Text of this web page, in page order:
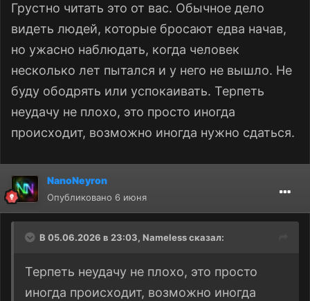
Грустно читать это от вас. Обычное дело
видеть людей, которые бросают едва начав,
но ужасно наблюдать, когда человек
несколько лет пытался и у него не вышло. Не
буду ободрять или успокаивать. Терпеть
неудачу не плохо, это просто иногда
происходит, возможно иногда нужно сдаться.
NanoNeyron
Опубликовано 6 июня
В 05.06.2026 в 23:03, Namelessсказал:
Терпеть неудачу не плохо, это просто
иногда происходит, возможно иногда